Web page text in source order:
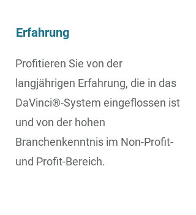
Erfahrung
Profitieren Sie von der
langjährigen Erfahrung, die in das
DaVinci®-System eingeflossen ist
und von der hohen
Branchenkenntnis im Non-Profit-
und Profit-Bereich.